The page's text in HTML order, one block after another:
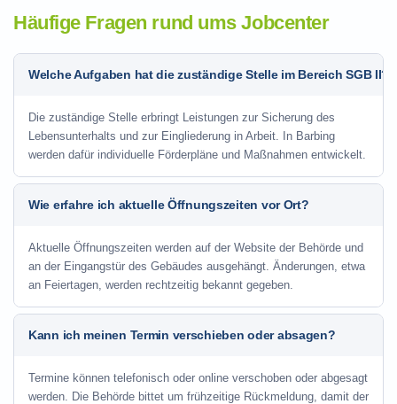
Häufige Fragen rund ums Jobcenter
Welche Aufgaben hat die zuständige Stelle im Bereich SGB II?
Die zuständige Stelle erbringt Leistungen zur Sicherung des
Lebensunterhalts und zur Eingliederung in Arbeit. In Barbing
werden dafür individuelle Förderpläne und Maßnahmen entwickelt.
Wie erfahre ich aktuelle Öffnungszeiten vor Ort?
Aktuelle Öffnungszeiten werden auf der Website der Behörde und
an der Eingangstür des Gebäudes ausgehängt. Änderungen, etwa
an Feiertagen, werden rechtzeitig bekannt gegeben.
Kann ich meinen Termin verschieben oder absagen?
Termine können telefonisch oder online verschoben oder abgesagt
werden. Die Behörde bittet um frühzeitige Rückmeldung, damit der